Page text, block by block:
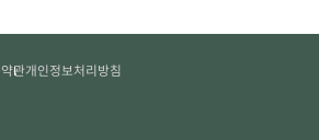
관개인정보처리방침